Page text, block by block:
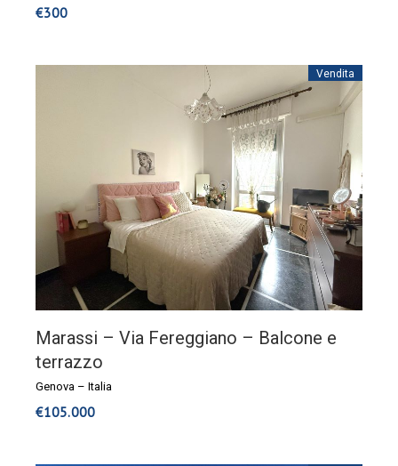
€300
Vendita
Marassi – Via Fereggiano – Balcone e
terrazzo
Genova – Italia
€105.000